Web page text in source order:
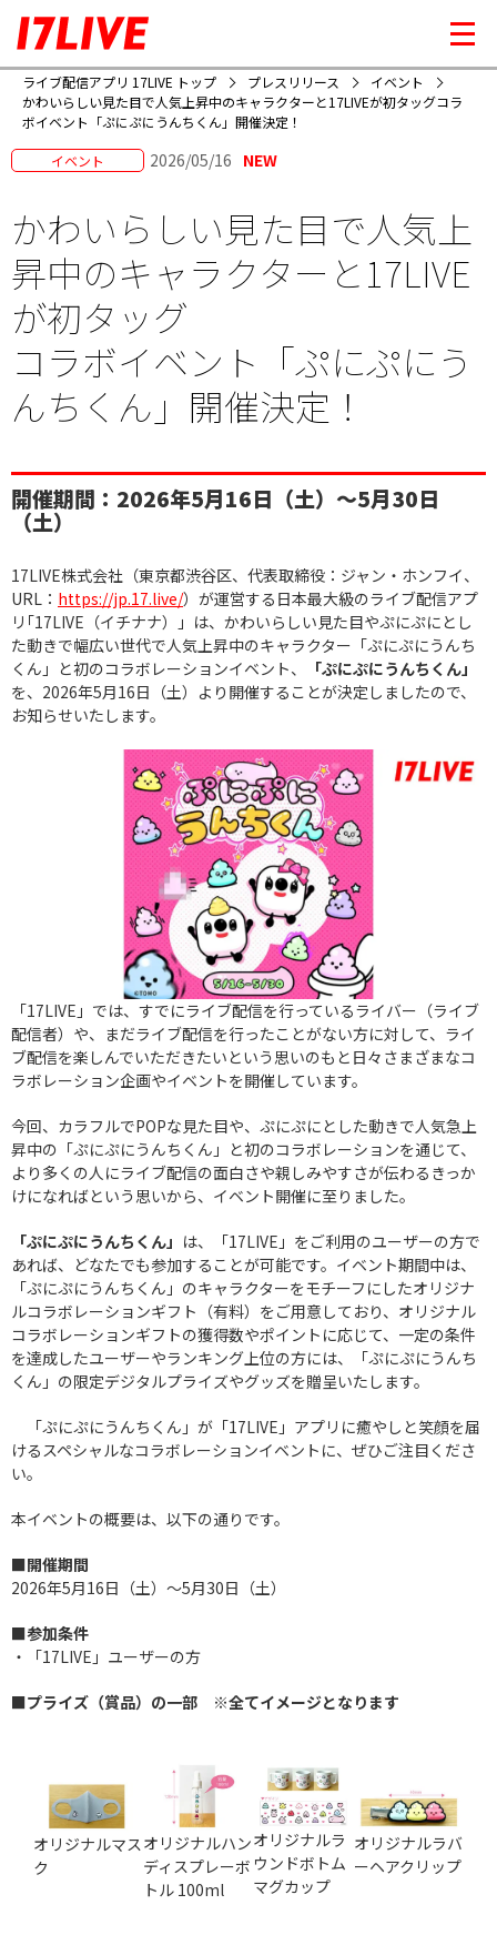
ライブ配信アプリ 17LIVE トップ プレスリリース
イベント
かわいらしい見た目で人気上昇中のキャラクターと17LIVEが初タッグコラ
ボイベント「ぷにぷにうんちくん」開催決定！
イベント 2026/05/16 NEW
かわいらしい見た目で人気上
昇中のキャラクターと17LIVE
が初タッグ
コラボイベント「ぷにぷにう
んちくん」開催決定！
開催期間：2026年5月16日（土）〜5月30日
（土）
17LIVE株式会社（東京都渋谷区、代表取締役：ジャン・ホンフイ、
URL： https://jp.17.live/）が運営する日本最大級のライブ配信アプ
リ｢17LIVE（イチナナ）」は、かわいらしい見た目やぷにぷにとし
た動きで幅広い世代で人気上昇中のキャラクター「ぷにぷにうんち
くん」と初のコラボレーションイベント、
「ぷにぷにうんちくん」
を、2026年5月16日（土）より開催することが決定しましたので、
お知らせいたします。
「17LIVE」では、すでにライブ配信を行っているライバー（ライブ
配信者）や、まだライブ配信を行ったことがない方に対して、ライ
ブ配信を楽しんでいただきたいという思いのもと日々さまざまなコ
ラボレーション企画やイベントを開催しています。
今回、カラフルでPOPな見た目や、ぷにぷにとした動きで人気急上
昇中の「ぷにぷにうんちくん」と初のコラボレーションを通じて、
より多くの人にライブ配信の面白さや親しみやすさが伝わるきっか
けになればという思いから、イベント開催に至りました。
「ぷにぷにうんちくん」 は、「17LIVE」をご利用のユーザーの方で
あれば、どなたでも参加することが可能です。イベント期間中は、
「ぷにぷにうんちくん」のキャラクターをモチーフにしたオリジナ
ルコラボレーションギフト（有料）をご用意しており、オリジナル
コラボレーションギフトの獲得数やポイントに応じて、一定の条件
を達成したユーザーやランキング上位の方には、「ぷにぷにうんち
くん」の限定デジタルプライズやグッズを贈呈いたします。
「ぷにぷにうんちくん」が「17LIVE」アプリに癒やしと笑顔を届
けるスペシャルなコラボレーションイベントに、ぜひご注目くださ
い。
本イベントの概要は、以下の通りです。
■開催期間
2026年5月16日（土）〜5月30日（土）
■参加条件
・「17LIVE」ユーザーの方
■プライズ（賞品）の一部 ※全てイメージとなります
オリジナルマス
ク
オリジナルハン
ディスプレーボ
トル 100ml
オリジナルラ
ウンドボトム
マグカップ
オリジナルラバ
ーヘアクリップ